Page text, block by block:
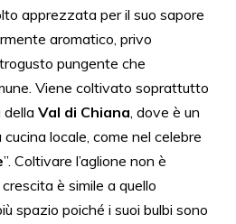
apprezzata per il suo sapore
aromatico, privo
pungente che
Viene coltivato soprattutto
della Val di Chiana, dove è un
locale, come nel celebre
”. Coltivare l’aglione non è
è simile a quello
spazio poiché i suoi bulbi sono